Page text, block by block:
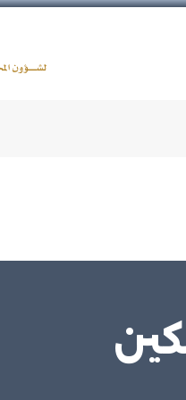
show